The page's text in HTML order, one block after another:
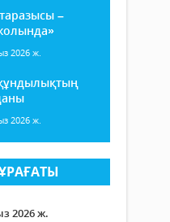
–
2026 ж.
2026 ж.
2026 ж.